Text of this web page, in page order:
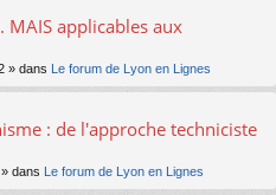
MAIS applicables aux
» dans Le forum de Lyon en Lignes
: de l'approche techniciste
dans Le forum de Lyon en Lignes